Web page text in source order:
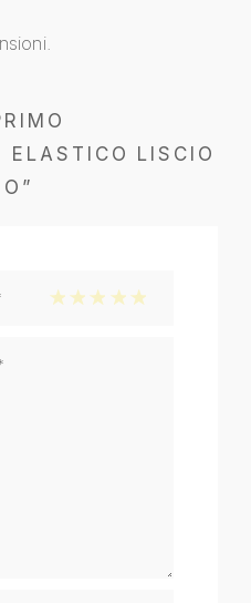
ELASTICO LISCIO
1 stella su 5
2 stelle su 5
3 stelle su 5
4 stelle su 5